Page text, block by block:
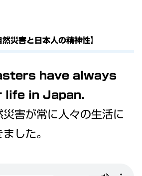
災害と日本人の精神性】
have always
life in Japan.
災害が常に人々の生活に
した。